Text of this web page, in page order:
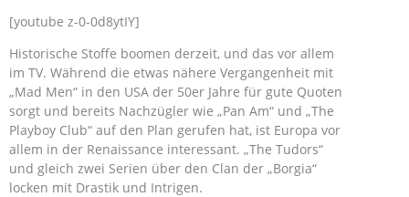
[youtube z-0-0d8ytIY]
Historische Stoffe boomen derzeit, und das vor allem
im TV. Während die etwas nähere Vergangenheit mit
„Mad Men“ in den USA der 50er Jahre für gute Quoten
sorgt und bereits Nachzügler wie „Pan Am“ und „The
Playboy Club“ auf den Plan gerufen hat, ist Europa vor
allem in der Renaissance interessant. „The Tudors“
und gleich zwei Serien über den Clan der „Borgia“
locken mit Drastik und Intrigen.